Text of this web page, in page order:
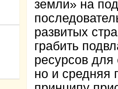
земли» на
развитых
грабить
ресурсов
но и средняя